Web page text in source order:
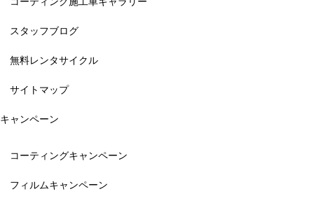
スタッフブログ
無料レンタサイクル
サイトマップ
キャンペーン
コーティングキャンペーン
フィルムキャンペーン